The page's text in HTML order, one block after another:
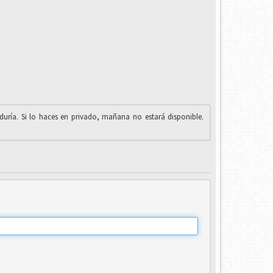
Si lo haces en privado, mañana no estará disponible.